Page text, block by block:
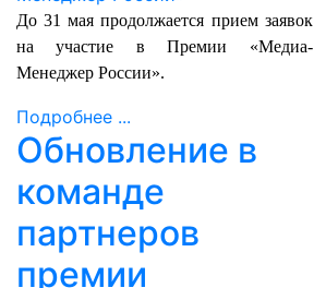
До 31 мая продолжается прием заявок
на участие в Премии «Медиа-
Менеджер России».
Подробнее ...
Обновление в
команде
партнеров
премии